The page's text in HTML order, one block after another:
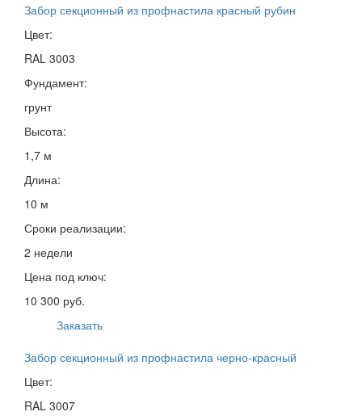
Забор секционный из профнастила красный рубин
Цвет:
RAL 3003
Фундамент:
грунт
Высота:
1,7 м
Длина:
10 м
Сроки реализации:
2 недели
Цена под ключ:
10 300 руб.
Заказать
Забор секционный из профнастила черно-красный
Цвет:
RAL 3007